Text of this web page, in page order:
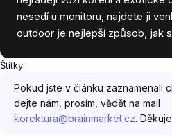
nesedí u monitoru, najdete ji
outdoor je nejlepší způsob, jak
Štítky:
Pokud jste v článku zaznamenali
dejte nám, prosím, vědět na mail
korektura@brainmarket.cz.